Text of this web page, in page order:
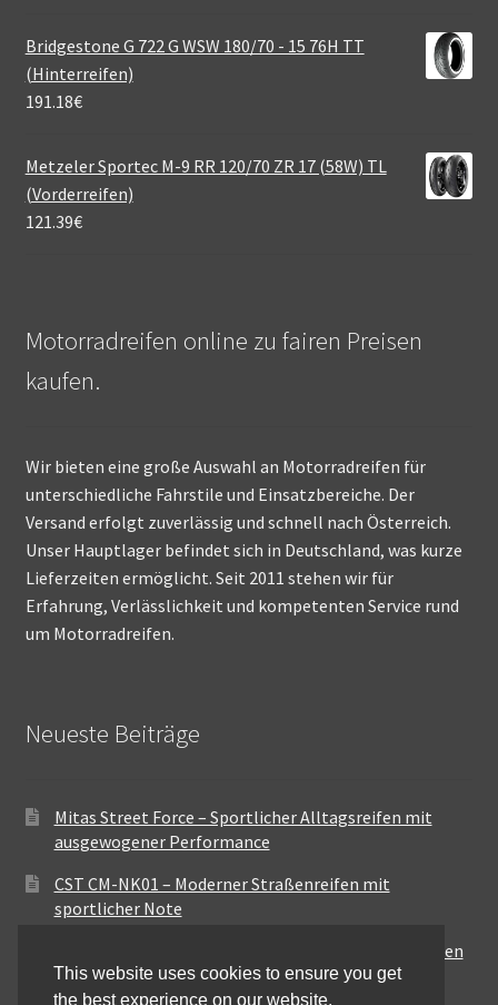
Bridgestone G 722 G WSW 180/70 - 15 76H TT
(Hinterreifen)
191.18€
Metzeler Sportec M-9 RR 120/70 ZR 17 (58W) TL
(Vorderreifen)
121.39€
Motorradreifen online zu fairen Preisen
kaufen.
Wir bieten eine große Auswahl an Motorradreifen für
unterschiedliche Fahrstile und Einsatzbereiche. Der
Versand erfolgt zuverlässig und schnell nach Österreich.
Unser Hauptlager befindet sich in Deutschland, was kurze
Lieferzeiten ermöglicht. Seit 2011 stehen wir für
Erfahrung, Verlässlichkeit und kompetenten Service rund
um Motorradreifen.
Neueste Beiträge
Mitas Street Force – Sportlicher Alltagsreifen mit
ausgewogener Performance
CST CM-NK01 – Moderner Straßenreifen mit
sportlicher Note
Maxxis MA-ST3 – Ausgewogener Sport-Touring-Reifen
für vielseitige Einsätze
This website uses cookies to ensure you get
the best experience on our website.